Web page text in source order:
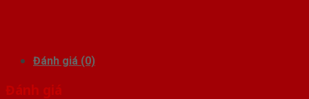
Đánh giá (0)
Đánh giá